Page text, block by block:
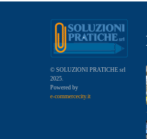
© SOLUZIONI PRATICHE srl
2025.
Powered by
e-commercecity.it